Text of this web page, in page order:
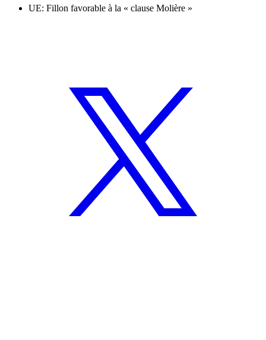
UE: Fillon favorable à la « clause Molière »